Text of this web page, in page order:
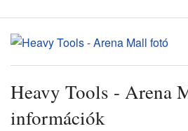
Heavy Tools - Arena
információk